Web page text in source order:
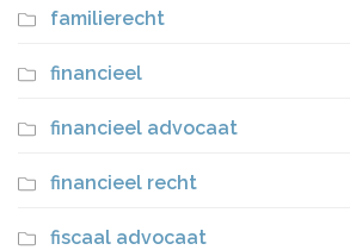
familierecht
financieel
financieel advocaat
financieel recht
fiscaal advocaat